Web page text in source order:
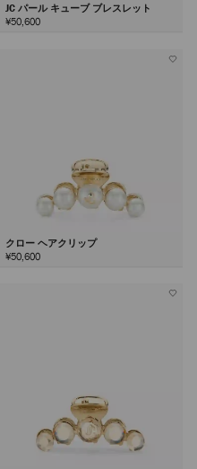
JC パール キューブ ブレスレット
¥50,600
クロー ヘアクリップ
¥50,600